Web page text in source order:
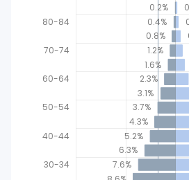
0.2%
0.4%
0.8%
1.2%
1.6%
2.3%
3.1%
3.7%
4.3%
5.2%
6.3%
7.6%
10-14
80-84
70-74
60-64
50-54
40-44
30-34